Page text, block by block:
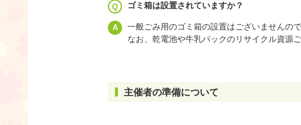
ゴミ箱は設置されていますか？
一般ごみ用のゴミ箱の設置はございませんの
なお、乾電池や牛乳パックのリサイクル資源
主催者の準備について